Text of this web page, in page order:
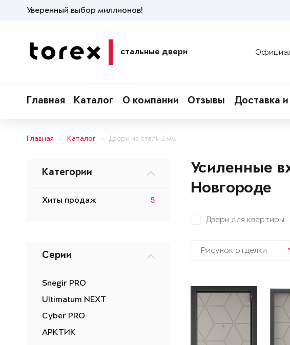
Уверенный выбор миллионов!
стальные двери
Главная Каталог О компании Отзывы Доставка
Главная Каталог Двери из стали 2 мм
Категории
Хиты продаж 5
Серии
Snegir PRO
Ultimatum NEXT
Cyber PRO
АРКТИК
Усиленные
Новгороде
Двери для квартиры
Рисунок отделки